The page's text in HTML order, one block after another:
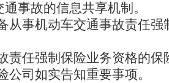
事故的信息共享机制。
从事机动车交通事故责任
任强制保险业务资格的保
司如实告知重要事项。